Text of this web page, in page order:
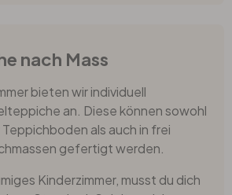
nach Mass
bieten wir individuell
an. Diese können sowohl
als auch in frei
gefertigt werden.
Kinderzimmer, musst du dich